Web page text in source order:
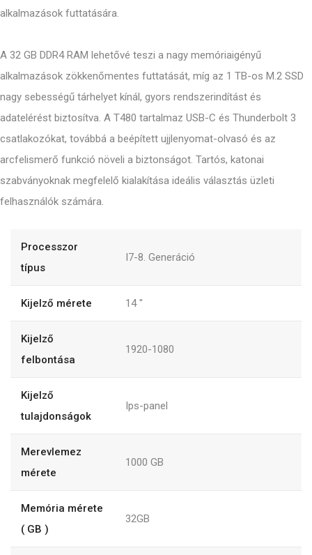
alkalmazások futtatására.
A 32 GB DDR4 RAM lehetővé teszi a nagy memóriaigényű
alkalmazások zökkenőmentes futtatását, míg az 1 TB-os M.2 SSD
nagy sebességű tárhelyet kínál, gyors rendszerindítást és
adatelérést biztosítva. A T480 tartalmaz USB-C és Thunderbolt 3
csatlakozókat, továbbá a beépített ujjlenyomat-olvasó és az
arcfelismerő funkció növeli a biztonságot. Tartós, katonai
szabványoknak megfelelő kialakítása ideális választás üzleti
felhasználók számára.
Processzor
típus
I7-8. Generáció
Kijelző mérete 14 "
Kijelző
felbontása
1920-1080
Kijelző
tulajdonságok
Ips-panel
Merevlemez
mérete
1000 GB
Memória mérete
( GB )
32GB